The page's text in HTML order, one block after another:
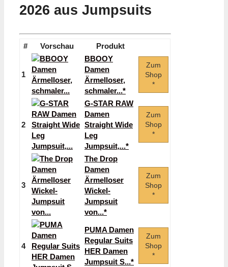
2026 aus Jumpsuits
# Vorschau Produkt
1
BBOOY
Damen
Ärmelloser,
schmaler...*
Zum
Shop
*
2
G-STAR RAW
Damen
Straight Wide
Leg
Jumpsuit,...*
Zum
Shop
*
3
The Drop
Damen
Ärmelloser
Wickel-
Jumpsuit
von...*
Zum
Shop
*
4
PUMA Damen
Regular Suits
HER Damen
Jumpsuit S...*
Zum
Shop
*